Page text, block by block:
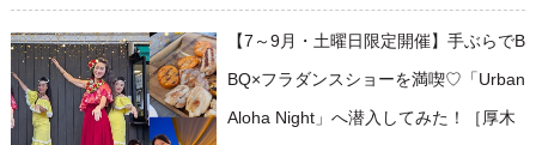
【7～9月・土曜日限定開催】手ぶらでB
BQ×フラダンスショーを満喫♡「Urban
Aloha Night」へ潜入してみた！［厚木